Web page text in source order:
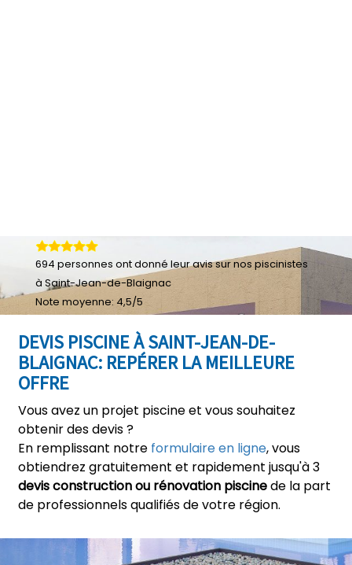
DEVIS PISCINE À SAINT-JEAN-DE-
BLAIGNAC: REPÉRER LA MEILLEURE
OFFRE
Vous avez un projet piscine et vous souhaitez
obtenir des devis ?
En remplissant notre formulaire en ligne, vous
obtiendrez gratuitement et rapidement jusqu'à 3
devis construction ou rénovation piscinede la part
de professionnels qualifiés de votre région.
694 personnes ont donné leuravis sur nos piscinistes
à Saint-Jean-de-Blaignac
Note moyenne: 4,5/5